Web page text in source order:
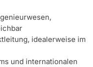
idealerweise im
und internationalen